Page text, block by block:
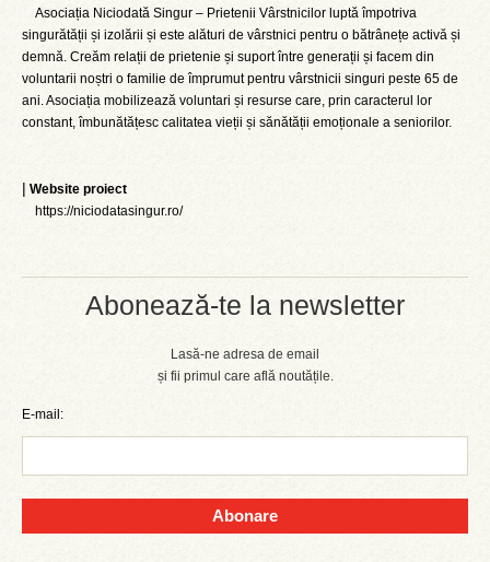
Abonează-te la newsletter
Lasă-ne adresa de email
și fii primul care află noutățile.
E-mail:
Abonare
Asociația Niciodată Singur – Prietenii Vârstnicilor luptă împotriva
singurătății și izolării și este alături de vârstnici pentru o bătrânețe activă și
demnă. Creăm relații de prietenie și suport între generații și facem din
voluntarii noștri o familie de împrumut pentru vârstnicii singuri peste 65 de
ani. Asociația mobilizează voluntari și resurse care, prin caracterul lor
constant, îmbunătățesc calitatea vieții și sănătății emoționale a seniorilor.
| Website proiect
https://niciodatasingur.ro/